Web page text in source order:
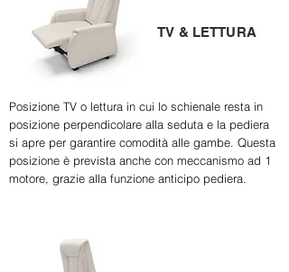
TV & LETTURA
Posizione TV o lettura in cui lo schienale resta in
posizione perpendicolare alla seduta e la pediera
si apre per garantire comodità alle gambe. Questa
posizione è prevista anche con meccanismo ad 1
motore, grazie alla funzione anticipo pediera.